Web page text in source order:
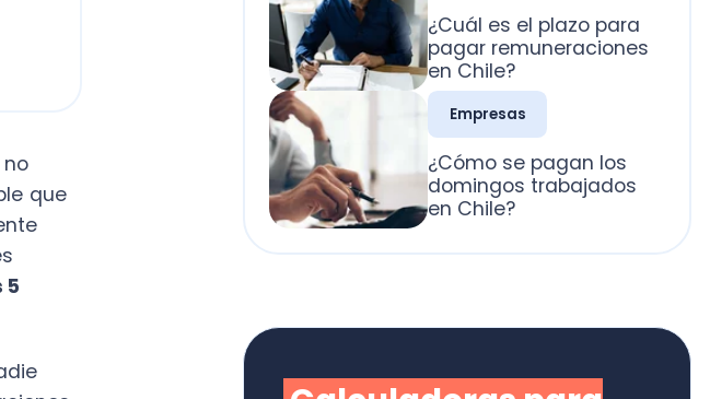
¿Cómo se pagan los
domingos trabajados
en Chile?
Calculadoras gratuitas Nubox para
resolver cálculos clave de forma
rápida y sin errores.